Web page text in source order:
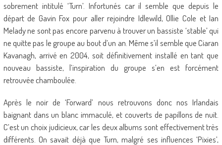
sobrement intitulé ‘Turn’. Infortunés car il semble que depuis le
départ de Gavin Fox pour aller rejoindre Idlewild, Ollie Cole et Ian
Melady ne sont pas encore parvenu à trouver un bassiste ‘stable’ qui
ne quitte pas le groupe au bout d’un an. Même s’il semble que Ciaran
Kavanagh, arrivé en 2004, soit définitivement installé en tant que
nouveau bassiste, l’inspiration du groupe s’en est forcément
retrouvée chamboulée.
Après le noir de ‘Forward’ nous retrouvons donc nos Irlandais
baignant dans un blanc immaculé, et couverts de papillons de nuit.
C’est un choix judicieux, car les deux albums sont effectivement très
différents. On savait déjà que Turn, malgré ses influences ‘Pixies’,